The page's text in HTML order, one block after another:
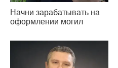
Начни зарабатывать на
оформлении могил